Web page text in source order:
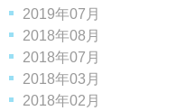
2019年07月
2018年08月
2018年07月
2018年03月
2018年02月